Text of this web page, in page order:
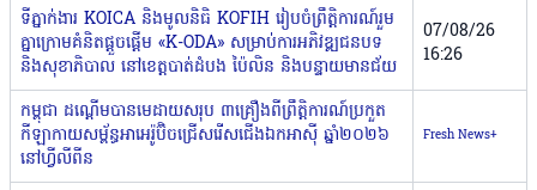
ទីភ្នាក់ងារ KOICA និងមូលនិធិ KOFIH រៀបចំព្រឹត្តិការណ៍រួម
គ្នាក្រោមគំនិតផ្តួចផ្តើម «K-ODA» សម្រាប់ការអភិវឌ្ឍជនបទ
និងសុខាភិបាល​ នៅខេត្តបាត់ដំបង ប៉ៃលិន និងបន្ទាយមានជ័យ
07/08/26
16:26
កម្ពុជា ដណ្ដើមបានមេដាយសរុប ៣គ្រឿងពីព្រឹត្តិការណ៍ប្រកួត
កីឡាកាយសម្ព័ន្ធអាអេរ៉ូប៊ិចជ្រើសរើសជើងឯកអាស៊ី ឆ្នាំ២០២៦
នៅហ្វីលីពីន
Fresh News+